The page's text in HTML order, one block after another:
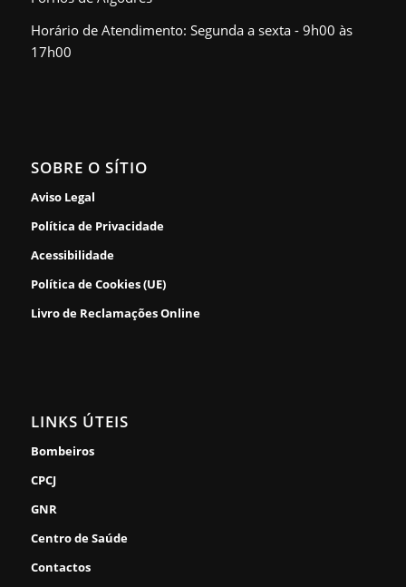
Horário de Atendimento: Segunda a sexta - 9h00 às
17h00
SOBRE O SÍTIO
Aviso Legal
Política de Privacidade
Acessibilidade
Política de Cookies (UE)
Livro de Reclamações Online
LINKS ÚTEIS
Bombeiros
CPCJ
GNR
Centro de Saúde
Contactos